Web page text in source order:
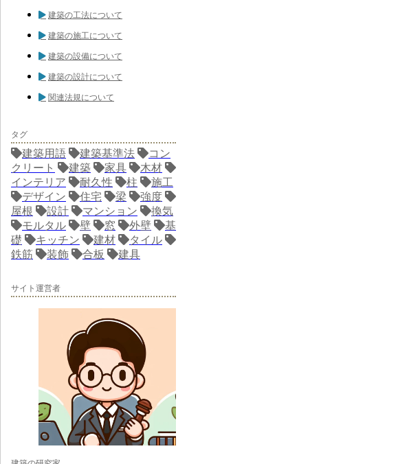
建築の工法について
建築の施工について
建築の設備について
建築の設計について
関連法規について
タグ
建築用語 建築基準法
コン
クリート
建築 家具
木材
インテリア
耐久性 柱
施工
デザイン
住宅 梁
強度
屋根
設計 マンション
換気
モルタル
壁 窓 外壁
基
礎
キッチン 建材
タイル
鉄筋
装飾 合板 建具
サイト運営者